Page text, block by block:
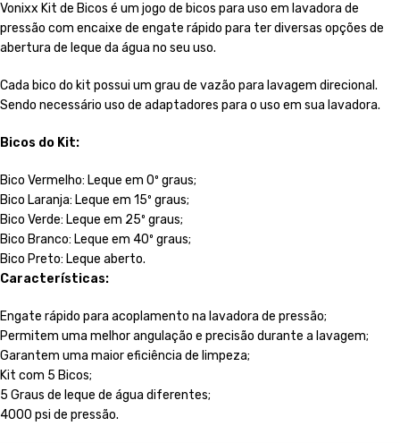
Vonixx Kit de Bicos é um jogo de bicos para uso em lavadora de
pressão com encaixe de engate rápido para ter diversas opções de
abertura de leque da água no seu uso.
Cada bico do kit possui um grau de vazão para lavagem direcional.
Sendo necessário uso de adaptadores para o uso em sua lavadora.
Bicos do Kit:
Bico Vermelho: Leque em 0º graus;
Bico Laranja: Leque em 15º graus;
Bico Verde: Leque em 25º graus;
Bico Branco: Leque em 40º graus;
Bico Preto: Leque aberto.
Características:
Engate rápido para acoplamento na lavadora de pressão;
Permitem uma melhor angulação e precisão durante a lavagem;
Garantem uma maior eficiência de limpeza;
Kit com 5 Bicos;
5 Graus de leque de água diferentes;
4000 psi de pressão.